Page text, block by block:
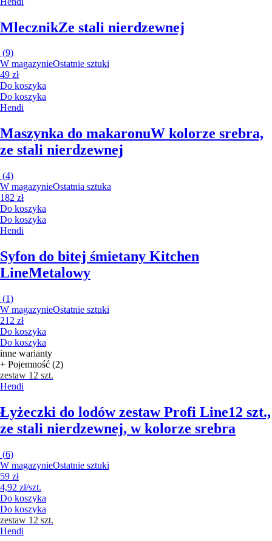
MlecznikZe stali nierdzewnej
(9)
W magazynieOstatnie sztuki
49 zł
Do koszyka
Do koszyka
Hendi
Maszynka do makaronuW kolorze srebra,
ze stali nierdzewnej
(4)
W magazynieOstatnia sztuka
182 zł
Do koszyka
Do koszyka
Hendi
Syfon do bitej śmietany Kitchen
LineMetalowy
(1)
W magazynieOstatnie sztuki
212 zł
Do koszyka
Do koszyka
inne warianty
+ Pojemność (2)
zestaw 12 szt.
Hendi
Łyżeczki do lodów zestaw Profi Line12 szt.,
ze stali nierdzewnej, w kolorze srebra
(6)
W magazynieOstatnie sztuki
59 zł
4,92 zł/szt.
Do koszyka
Do koszyka
zestaw 12 szt.
Hendi